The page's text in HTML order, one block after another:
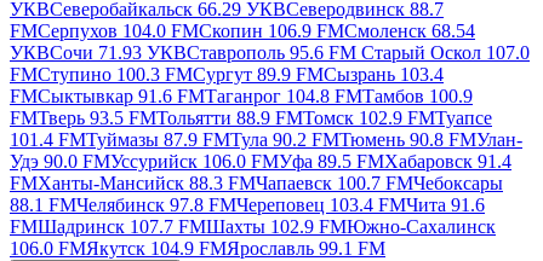
УКВСеверобайкальск 66.29 УКВСеверодвинск 88.7
FMСерпухов 104.0 FMСкопин 106.9 FMСмоленск 68.54
УКВСочи 71.93 УКВСтаврополь 95.6 FM Старый Оскол 107.0
FMСтупино 100.3 FMСургут 89.9 FMСызрань 103.4
FMСыктывкар 91.6 FMТаганрог 104.8 FMТамбов 100.9
FMТверь 93.5 FMТольятти 88.9 FMТомск 102.9 FMТуапсе
101.4 FMТуймазы 87.9 FMТула 90.2 FMТюмень 90.8 FMУлан-
Удэ 90.0 FMУссурийск 106.0 FMУфа 89.5 FMХабаровск 91.4
FMХанты-Мансийск 88.3 FMЧапаевск 100.7 FMЧебоксары
88.1 FMЧелябинск 97.8 FMЧереповец 103.4 FMЧита 91.6
FMШадринск 107.7 FMШахты 102.9 FMЮжно-Сахалинск
106.0 FMЯкутск 104.9 FMЯрославль 99.1 FM